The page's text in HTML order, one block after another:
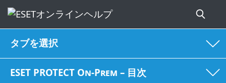
タブを選択
ESET PROTECT On-Prem – 目次